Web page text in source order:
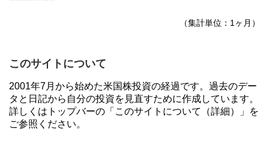
（集計単位：1ヶ月）
このサイトについて
2001年7月から始めた米国株投資の経過です。過去のデー
タと日記から自分の投資を見直すために作成しています。
詳しくはトップバーの「このサイトについて（詳細）」を
ご参照ください。